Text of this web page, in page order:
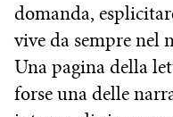
domanda,
vive da sempre nel
Una pagina della
forse una delle